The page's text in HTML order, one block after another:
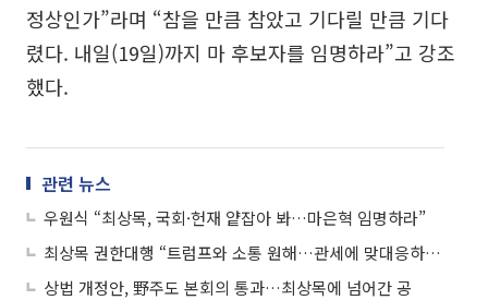
정상인가”라며 “참을 만큼 참았고 기다릴 만큼 기다
렸다. 내일(19일)까지 마 후보자를 임명하라”고 강조
했다.
관련 뉴스
우원식 “최상목, 국회·헌재 얕잡아 봐…마은혁 임명하라”
최상목 권한대행 “트럼프와 소통 원해…관세에 맞대응하지 않을 것”
상법 개정안, 野주도 본회의 통과…최상목에 넘어간 공